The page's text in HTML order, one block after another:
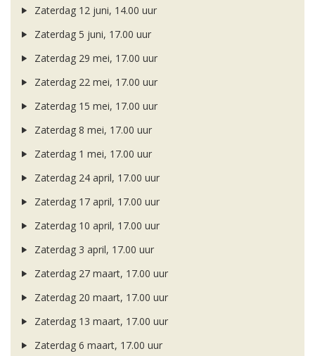
Zaterdag 12 juni, 14.00 uur
Zaterdag 5 juni, 17.00 uur
Zaterdag 29 mei, 17.00 uur
Zaterdag 22 mei, 17.00 uur
Zaterdag 15 mei, 17.00 uur
Zaterdag 8 mei, 17.00 uur
Zaterdag 1 mei, 17.00 uur
Zaterdag 24 april, 17.00 uur
Zaterdag 17 april, 17.00 uur
Zaterdag 10 april, 17.00 uur
Zaterdag 3 april, 17.00 uur
Zaterdag 27 maart, 17.00 uur
Zaterdag 20 maart, 17.00 uur
Zaterdag 13 maart, 17.00 uur
Zaterdag 6 maart, 17.00 uur